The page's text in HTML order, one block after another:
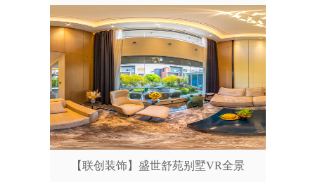
【联创装饰】盛世舒苑别墅VR全景